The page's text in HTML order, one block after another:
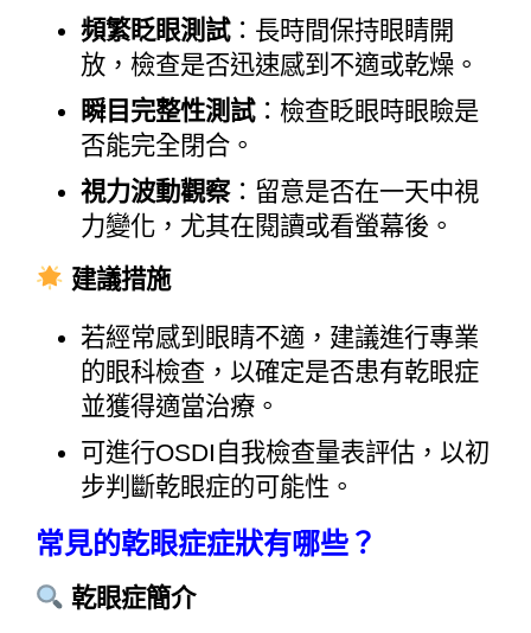
頻繁眨眼測試：長時間保持眼睛開
放，檢查是否迅速感到不適或乾燥。
瞬目完整性測試：檢查眨眼時眼瞼是
否能完全閉合。
視力波動觀察：留意是否在一天中視
力變化，尤其在閱讀或看螢幕後。
建議措施
若經常感到眼睛不適，建議進行專業
的眼科檢查，以確定是否患有乾眼症
並獲得適當治療。
可進行OSDI自我檢查量表評估，以初
步判斷乾眼症的可能性。
常見的乾眼症症狀有哪些？
乾眼症簡介